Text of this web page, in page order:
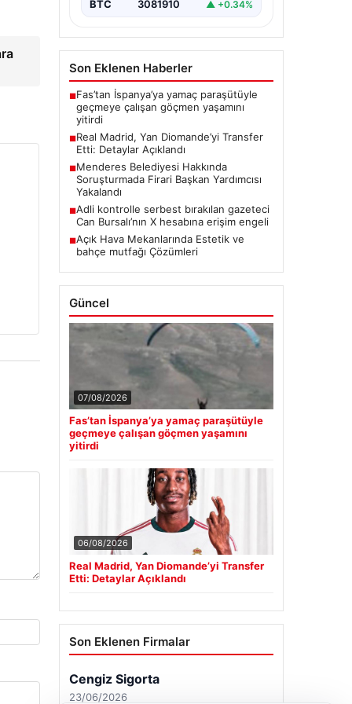
BTC 3081910 ▲ +0.34%
Son Eklenen Haberler
■Fas’tan İspanya’ya yamaç paraşütüyle
geçmeye çalışan göçmen yaşamını
yitirdi
■Real Madrid, Yan Diomande’yi Transfer
Etti: Detaylar Açıklandı
■Menderes Belediyesi Hakkında
Soruşturmada Firari Başkan Yardımcısı
Yakalandı
■Adli kontrolle serbest bırakılan gazeteci
Can Bursalı’nın X hesabına erişim engeli
■Açık Hava Mekanlarında Estetik ve
bahçe mutfağı Çözümleri
Güncel
07/08/2026
Fas’tan İspanya’ya yamaç paraşütüyle
geçmeye çalışan göçmen yaşamını
yitirdi
06/08/2026
Real Madrid, Yan Diomande’yi Transfer
Etti: Detaylar Açıklandı
Son Eklenen Firmalar
Cengiz Sigorta
23/06/2026